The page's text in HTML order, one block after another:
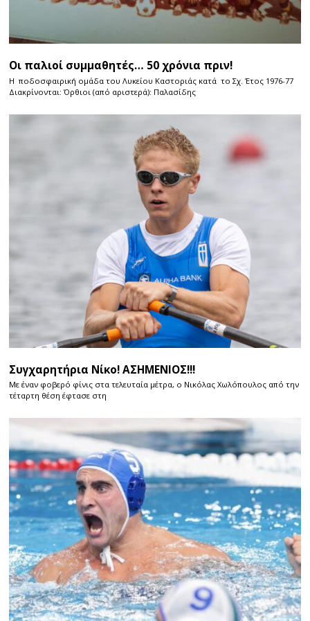
Οι παλιοί συμμαθητές… 50 χρόνια πριν!
Η ποδοσφαιρική ομάδα του Λυκείου Καστοριάς κατά το Σχ. Έτος 1976-77
Διακρίνονται: Όρθιοι (από αριστερά): Παλασίδης
Συγχαρητήρια Νίκο! ΑΣΗΜΕΝΙΟΣ!!!
Με έναν φοβερό φίνις στα τελευταία μέτρα, ο Νικόλας Χωλόπουλος από την
τέταρτη θέση έφτασε στη